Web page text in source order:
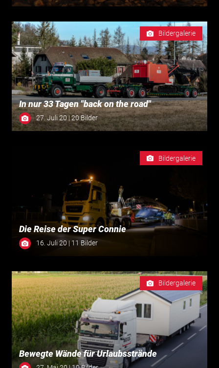
Bildergalerie
In nur 33 Tagen "back on the road"
27. Juli 20 | 20 Bilder
Bildergalerie
Die Reise der Super Connie
16. Juli 20 | 11 Bilder
Bildergalerie
Bewegte Wände für Urlaubsstrände